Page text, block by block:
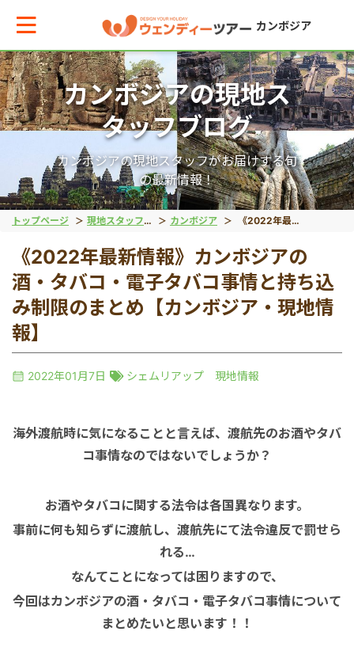
カンボジア
トップページ 現地スタッフブログ カンボジア 《2022年最新情報》カンボジアの酒・タバコ・電子タバコ事情と持ち込み制限のまとめ【カンボジア・現地情報】
カンボジアの現地ス
タッフブログ
カンボジアの現地スタッフがお届けする旬
の最新情報！
《2022年最新情報》カンボジアの
酒・タバコ・電子タバコ事情と持ち込
み制限のまとめ【カンボジア・現地情
報】
2022年01月7日 シェムリアップ 現地情報
海外渡航時に気になることと言えば、渡航先のお酒やタバ
コ事情なのではないでしょうか？
お酒やタバコに関する法令は各国異なります。
事前に何も知らずに渡航し、渡航先にて法令違反で罰せら
れる…
なんてことになっては困りますので、
今回はカンボジアの酒・タバコ・電子タバコ事情について
まとめたいと思います！！
メインメニューへ戻る
マから現地ツアーを探す
遺産
ツアー
ツアー
＆アクティビティ
メインメニューへ戻る
アからお役立ち情報を探す
ドネシア
ナム
戻る
ゴルフ
ゴルフ/シェムリアッ